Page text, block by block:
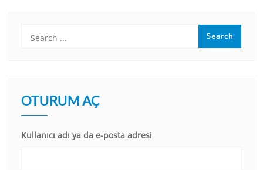
OTURUM AÇ
Kullanıcı adı ya da e-posta adresi